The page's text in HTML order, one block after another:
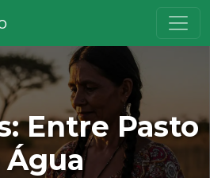
Entre Pasto
Água